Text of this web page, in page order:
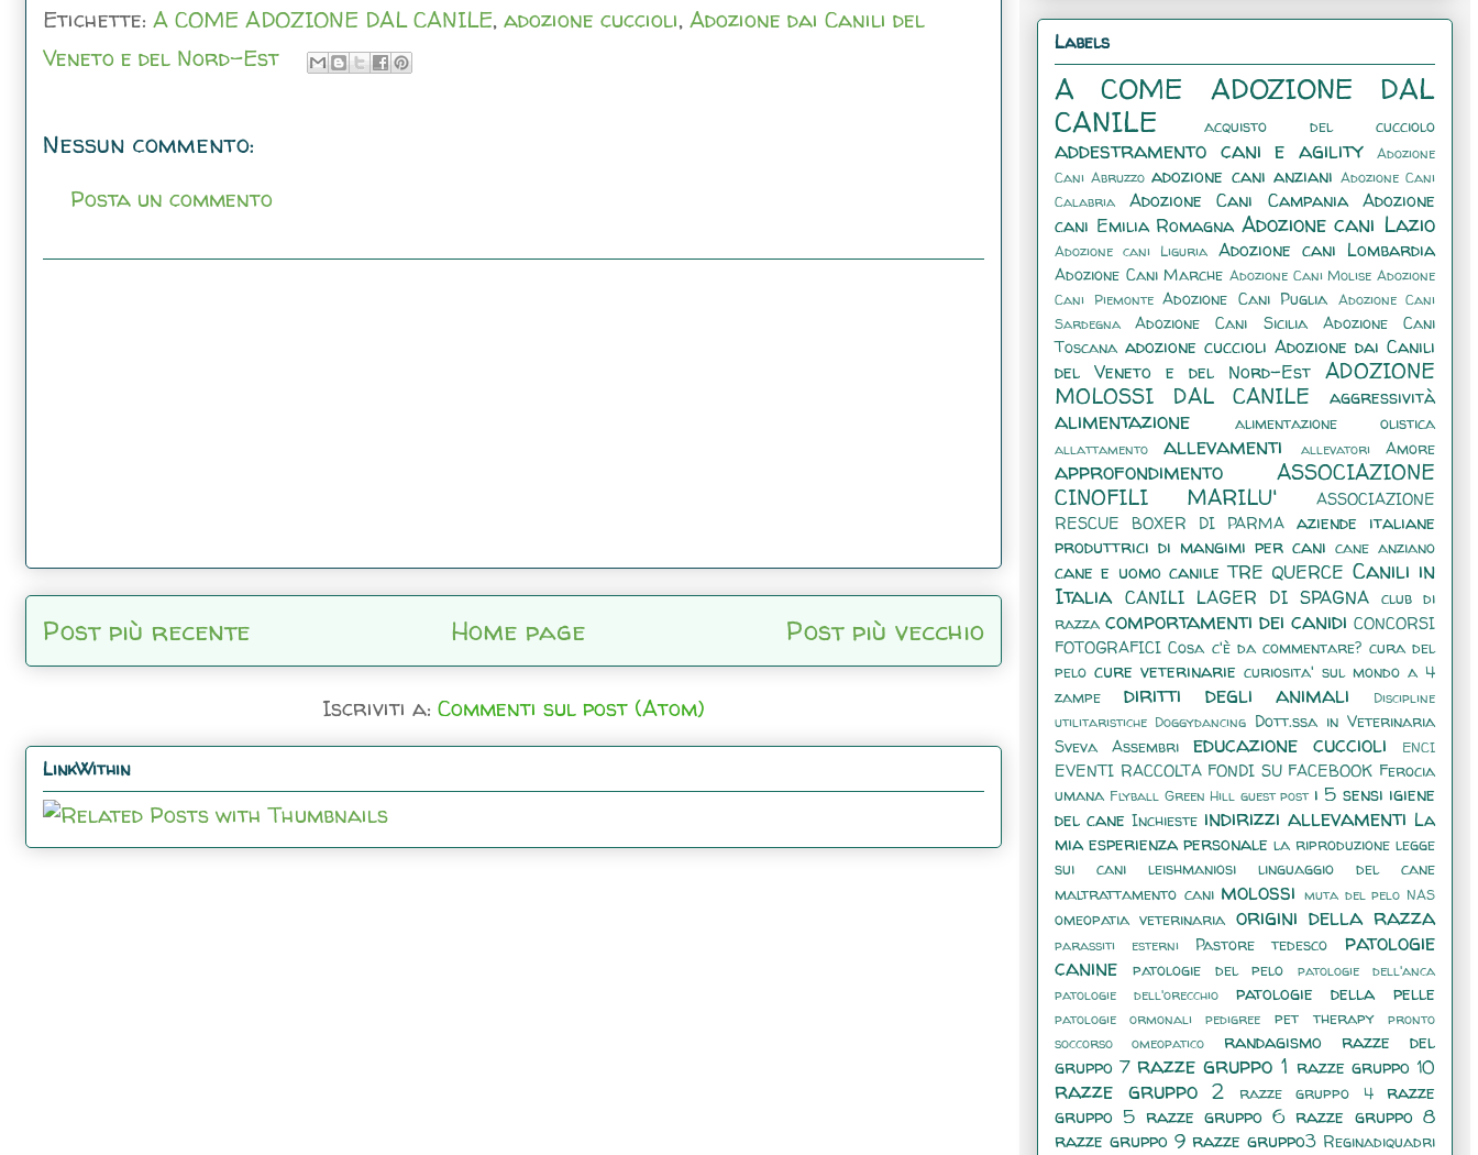
Etichette: A COME ADOZIONE DAL CANILE, adozione cuccioli, Adozione dai Canili del
Veneto e del Nord-Est
Nessun commento:
Posta un commento
Post più recente Post più vecchio
Home page
Iscriviti a: Commenti sul post (Atom)
LinkWithin
Labels
A COME ADOZIONE DAL
CANILE
acquisto del cucciolo
addestramento cani e agility
Adozione
Cani Abruzzo adozione cani anziani Adozione Cani
Calabria
Adozione Cani Campania
Adozione
cani Emilia Romagna Adozione cani Lazio
Adozione cani Liguria Adozione cani Lombardia
Adozione Cani Marche Adozione Cani Molise Adozione
Cani Piemonte Adozione Cani Puglia Adozione Cani
Sardegna
Adozione Cani Sicilia
Adozione Cani
Toscana adozione cuccioli Adozione dai Canili
del Veneto e del Nord-Est ADOZIONE
MOLOSSI DAL CANILE
aggressività
alimentazione alimentazione olistica
allattamento allevamenti allevatori Amore
approfondimento
ASSOCIAZIONE
CINOFILI MARILU'
ASSOCIAZIONE
RESCUE BOXER DI PARMA aziende italiane
produttrici di mangimi per cani cane anziano
cane e uomo canile TRE QUERCE Canili in
Italia CANILI LAGER DI SPAGNA club di
razza comportamenti dei canidi CONCORSI
FOTOGRAFICI Cosa c'è da commentare? cura del
pelo cure veterinarie curiosita' sul mondo a 4
zampe
diritti degli animali
Discipline
utilitaristiche Doggydancing Dott.ssa in Veterinaria
Sveva Assembri
educazione cuccioli ENCI
EVENTI RACCOLTA FONDI SU FACEBOOK Ferocia
umana Flyball Green Hill guest post i 5 sensi igiene
del cane Inchieste indirizzi allevamenti La
mia esperienza personale la riproduzione legge
sui cani
leishmaniosi
linguaggio del cane
maltrattamento cani molossi muta del pelo NAS
omeopatia veterinaria origini della razza
parassiti esterni Pastore tedesco
patologie
canine
patologie del pelo
patologie dell'anca
patologie dell'orecchio
patologie della pelle
patologie ormonali pedigree pet therapy
pronto
soccorso omeopatico
randagismo
razze del
gruppo 7 razze gruppo 1 razze gruppo 10
razze gruppo 2 razze gruppo 4
razze
gruppo 5 razze gruppo 6 razze gruppo 8
razze gruppo 9 razze gruppo3 Reginadiquadri